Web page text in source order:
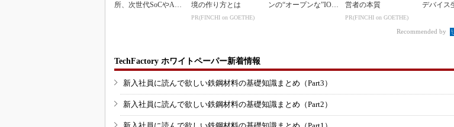
所、次世代SoCやAM
境の作り方とは
PR(FINCHI on GOETHE)
ンの“オープンな”IO-L
営者の本質
PR(FINCHI on GOETHE)
デバイス
Recommended by
TechFactory ホワイトペーパー新着情報
新入社員に読んで欲しい鉄鋼材料の基礎知識まとめ（Part3）
新入社員に読んで欲しい鉄鋼材料の基礎知識まとめ（Part2）